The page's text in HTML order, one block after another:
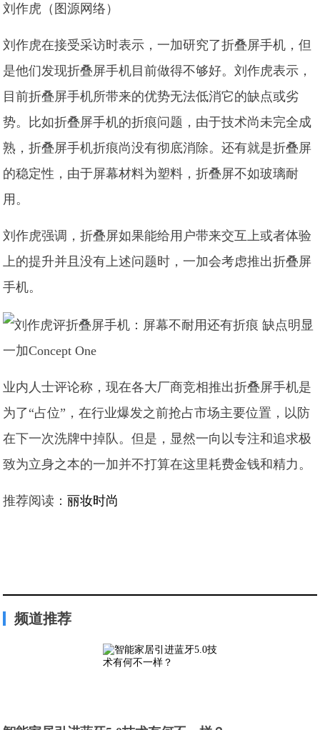
刘作虎（图源网络）
刘作虎在接受采访时表示，一加研究了折叠屏手机，但
是他们发现折叠屏手机目前做得不够好。刘作虎表示，
目前折叠屏手机所带来的优势无法低消它的缺点或劣
势。比如折叠屏手机的折痕问题，由于技术尚未完全成
熟，折叠屏手机折痕尚没有彻底消除。还有就是折叠屏
的稳定性，由于屏幕材料为塑料，折叠屏不如玻璃耐
用。
刘作虎强调，折叠屏如果能给用户带来交互上或者体验
上的提升并且没有上述问题时，一加会考虑推出折叠屏
手机。
一加Concept One
业内人士评论称，现在各大厂商竞相推出折叠屏手机是
为了“占位”，在行业爆发之前抢占市场主要位置，以防
在下一次洗牌中掉队。但是，显然一向以专注和追求极
致为立身之本的一加并不打算在这里耗费金钱和精力。
推荐阅读：丽妆时尚
频道推荐